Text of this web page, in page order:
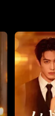
第34集 第35集